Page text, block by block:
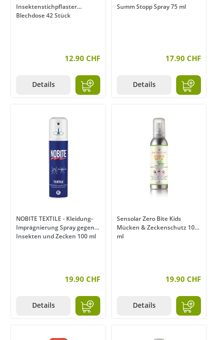
Insektenstichpflaster
Blechdose 42 Stück
12.90 CHF
Details
Summ Stopp Spray 75 ml
17.90 CHF
Details
NOBITE TEXTILE - Kleidung-
Imprägnierung Spray gegen
Insekten und Zecken 100 ml
19.90 CHF
Details
Sensolar Zero Bite Kids
Mücken & Zeckenschutz 100
ml
19.90 CHF
Details